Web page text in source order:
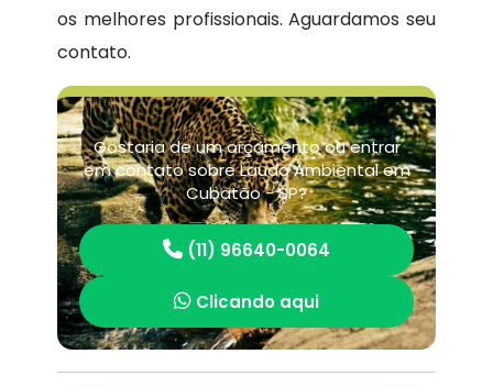
os melhores profissionais. Aguardamos seu
contato.
Gostaria de um orçamento ou entrar
em contato sobre Laudo Ambiental em
Cubatão - SP?
(11) 96640-0064
Clicando aqui